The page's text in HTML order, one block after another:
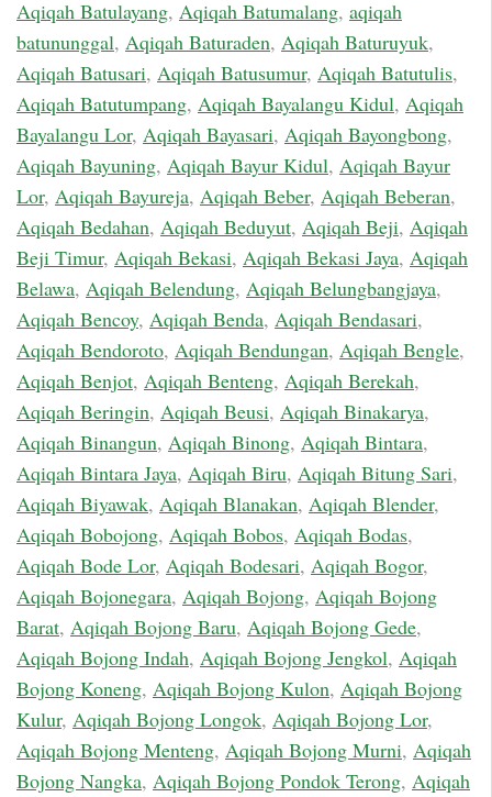
Aqiqah Batulayang, Aqiqah Batumalang, aqiqah
batununggal, Aqiqah Baturaden, Aqiqah Baturuyuk,
Aqiqah Batusari, Aqiqah Batusumur, Aqiqah Batutulis,
Aqiqah Batutumpang, Aqiqah Bayalangu Kidul, Aqiqah
Bayalangu Lor, Aqiqah Bayasari, Aqiqah Bayongbong,
Aqiqah Bayuning, Aqiqah Bayur Kidul, Aqiqah Bayur
Lor, Aqiqah Bayureja, Aqiqah Beber, Aqiqah Beberan,
Aqiqah Bedahan, Aqiqah Beduyut, Aqiqah Beji, Aqiqah
Beji Timur, Aqiqah Bekasi, Aqiqah Bekasi Jaya, Aqiqah
Belawa, Aqiqah Belendung, Aqiqah Belungbangjaya,
Aqiqah Bencoy, Aqiqah Benda, Aqiqah Bendasari,
Aqiqah Bendoroto, Aqiqah Bendungan, Aqiqah Bengle,
Aqiqah Benjot, Aqiqah Benteng, Aqiqah Berekah,
Aqiqah Beringin, Aqiqah Beusi, Aqiqah Binakarya,
Aqiqah Binangun, Aqiqah Binong, Aqiqah Bintara,
Aqiqah Bintara Jaya, Aqiqah Biru, Aqiqah Bitung Sari,
Aqiqah Biyawak, Aqiqah Blanakan, Aqiqah Blender,
Aqiqah Bobojong, Aqiqah Bobos, Aqiqah Bodas,
Aqiqah Bode Lor, Aqiqah Bodesari, Aqiqah Bogor,
Aqiqah Bojonegara, Aqiqah Bojong, Aqiqah Bojong
Barat, Aqiqah Bojong Baru, Aqiqah Bojong Gede,
Aqiqah Bojong Indah, Aqiqah Bojong Jengkol, Aqiqah
Bojong Koneng, Aqiqah Bojong Kulon, Aqiqah Bojong
Kulur, Aqiqah Bojong Longok, Aqiqah Bojong Lor,
Aqiqah Bojong Menteng, Aqiqah Bojong Murni, Aqiqah
Bojong Nangka, Aqiqah Bojong Pondok Terong, Aqiqah